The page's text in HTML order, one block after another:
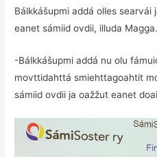
Bálkkášupmi addá olles
eanet sámiid ovdii, illuda Magga.
-Bálkkášupmi addá nu olu
movttidahttá smiehttagoahtit
sámiid ovdii ja oažžut eanet